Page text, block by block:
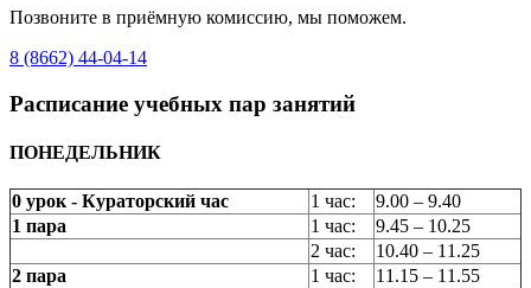
Позвоните в приёмную комиссию, мы поможем.
8 (8662) 44-04-14
Расписание учебных пар занятий
ПОНЕДЕЛЬНИК
0 урок - Кураторский час 1 час:
9.00 – 9.40
1 пара
1 час:
9.45 – 10.25
2 час:
10.40 – 11.25
2 пара
1 час:
11.15 – 11.55